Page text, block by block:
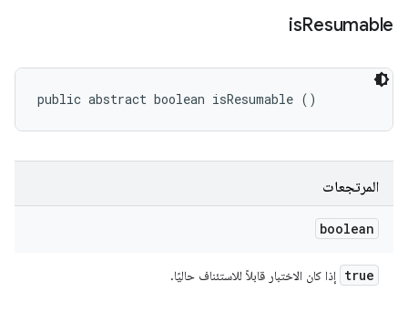
isResumable
public abstract boolean isResumable ()
المرتجعات
boolean
true إذا كان الاختبار قابلاً للاستئناف حاليًا.